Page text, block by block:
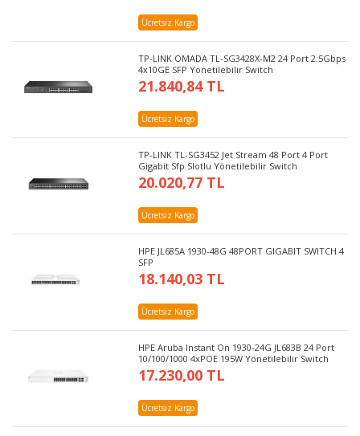
Ücretsiz Kargo
TP-LINK OMADA TL-SG3428X-M2 24 Port 2.5Gbps
4x10GE SFP Yönetilebilir Switch
21.840,84 TL
Ücretsiz Kargo
TP-LINK TL-SG3452 Jet Stream 48 Port 4 Port
Gigabit Sfp Slotlu Yönetilebilir Switch
20.020,77 TL
Ücretsiz Kargo
HPE JL685A 1930-48G 48PORT GIGABIT SWITCH 4
SFP
18.140,03 TL
Ücretsiz Kargo
HPE Aruba Instant On 1930-24G JL683B 24 Port
10/100/1000 4xPOE 195W Yönetilebilir Switch
17.230,00 TL
Ücretsiz Kargo